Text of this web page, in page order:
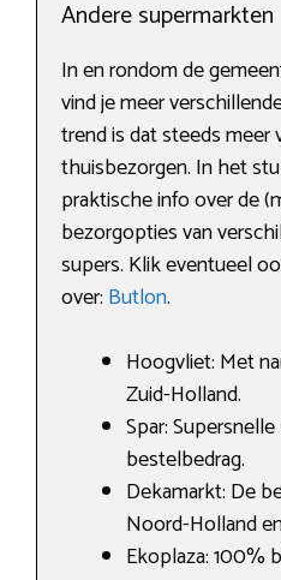
Andere supermarkten
In en rondom de
vind je meer
trend is dat steeds meer
thuisbezorgen. In het
praktische info over de
bezorgopties van
supers. Klik eventueel
over: Butlon.
Hoogvliet: Met
Zuid-Holland.
Spar:
bestelbedrag.
Dekamarkt: De
Noord-Holland
Ekoplaza: 100%